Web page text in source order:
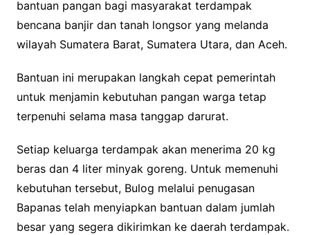
bantuan pangan bagi masyarakat terdampak
bencana banjir dan tanah longsor yang melanda
wilayah Sumatera Barat, Sumatera Utara, dan Aceh.
Bantuan ini merupakan langkah cepat pemerintah
untuk menjamin kebutuhan pangan warga tetap
terpenuhi selama masa tanggap darurat.
Setiap keluarga terdampak akan menerima 20 kg
beras dan 4 liter minyak goreng. Untuk memenuhi
kebutuhan tersebut, Bulog melalui penugasan
Bapanas telah menyiapkan bantuan dalam jumlah
besar yang segera dikirimkan ke daerah terdampak.